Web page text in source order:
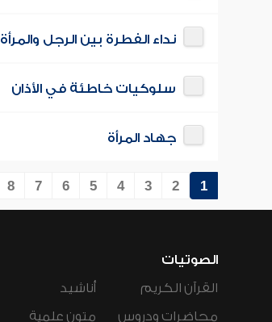
نداء الفطرة بين الرجل والمرأة
سلوكيات خاطئة في الأذان
جهاد المرأة
1
2
3
4
5
6
7
8
الصوتيات
القرآن الكريم
محاضرات ودروس
أناشيد
متون علمية